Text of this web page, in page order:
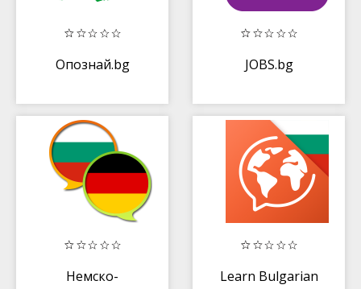
Опознай.bg JOBS.bg
Немско-
Learn Bulgarian